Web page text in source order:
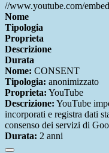
//www.youtube.com/
Nome
Tipologia
Proprieta
Descrizione
Durata
Nome: CONSENT
Tipologia: anonimizzato
Proprieta: YouTube
Descrizione: YouTube
incorporati e registra dati
consenso dei servizi di
Durata: 2 anni